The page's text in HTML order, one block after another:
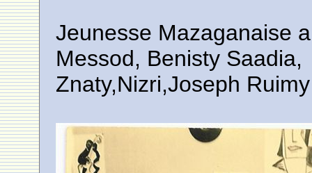
Jeunesse Mazaganaise
Messod, Benisty Saadia,
Znaty,Nizri,Joseph